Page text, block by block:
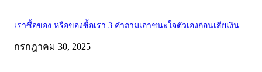
เราซื้อของ หรือของซื้อเรา 3 คำถามเอาชนะใจตัวเองก่อนเสียเงิน
กรกฎาคม 30, 2025